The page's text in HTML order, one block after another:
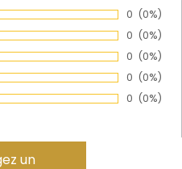
Nombre
0 (0%)
Nombre
0 (0%)
Nombre
0 (0%)
Nombre
0 (0%)
Nombre
0 (0%)